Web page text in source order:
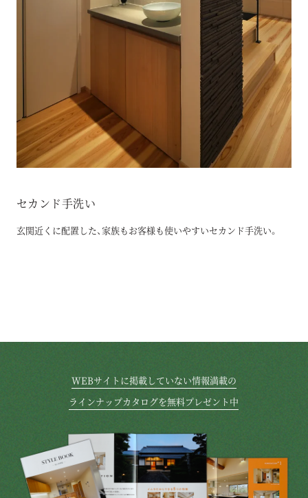
セカンド手洗い
玄関近くに配置した、家族もお客様も使いやすいセカンド手洗い。
WEBサイトに掲載していない情報満載の
ラインナップカタログを無料プレゼント中